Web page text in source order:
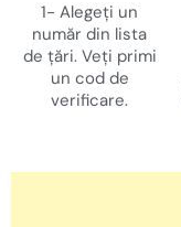
1- Alegeți un
număr din lista
de țări. Veți primi
un cod de
verificare.